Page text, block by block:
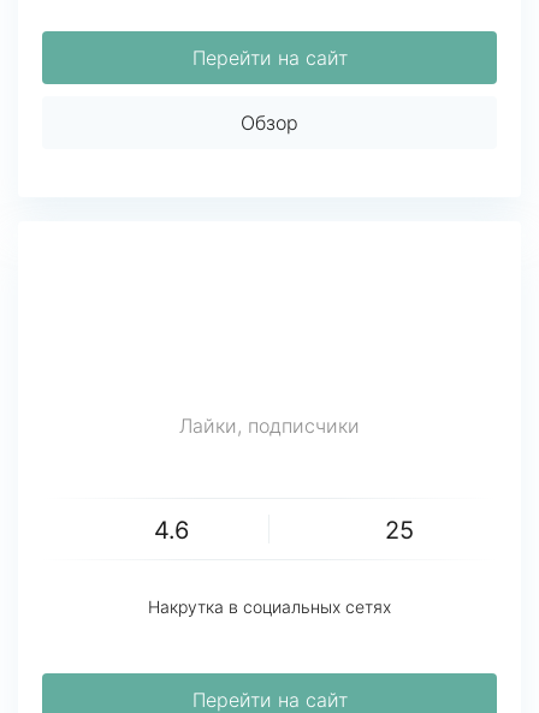
Перейти на сайт
Обзор
Лайки, подписчики
4.6 25
Накрутка в социальных сетях
Перейти на сайт